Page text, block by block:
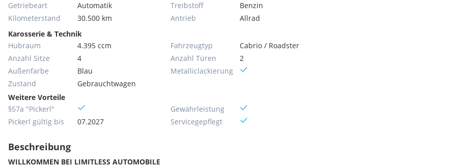
Getriebeart
Automatik
Kilometerstand
30.500 km
Treibstoff
Benzin
Antrieb
Allrad
Karosserie & Technik
Hubraum
4.395 ccm
Anzahl Sitze
4
Außenfarbe
Blau
Zustand
Gebrauchtwagen
Fahrzeugtyp
Cabrio / Roadster
Anzahl Türen
2
Metallic­lackierung
Weitere Vorteile
§57a "Pickerl"
Pickerl gültig bis
07.2027
Gewährleistung
Servicegepflegt
Beschreibung
WILLKOMMEN BEI LIMITLESS AUTOMOBILE